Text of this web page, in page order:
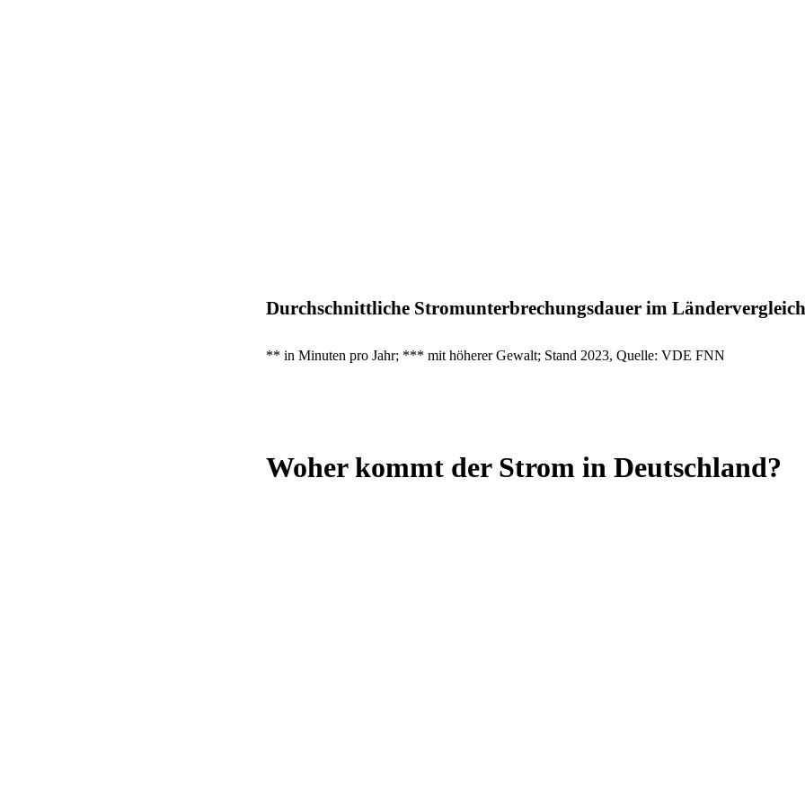
Durchschnittliche Stromunterbrechungsdauer im
** in Minuten pro Jahr; *** mit höherer Gewalt; Stand 2023, Quelle: VDE FNN
Woher kommt der Strom in Deutschland?